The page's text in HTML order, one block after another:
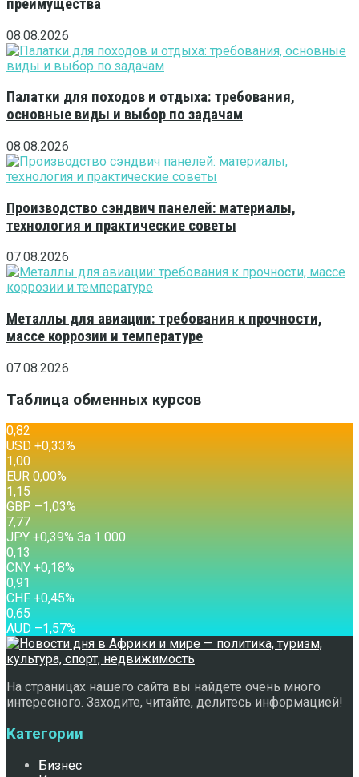
преимущества
08.08.2026
Палатки для походов и отдыха: требования,
основные виды и выбор по задачам
08.08.2026
Производство сэндвич панелей: материалы,
технология и практические советы
07.08.2026
Металлы для авиации: требования к прочности,
массе коррозии и температуре
07.08.2026
Таблица обменных курсов
0,82
USD +0,33%
1,00
EUR 0,00%
1,15
GBP –1,03%
7,77
JPY +0,39% За 1 000
0,13
CNY +0,18%
0,91
CHF +0,45%
0,65
AUD –1,57%
На страницах нашего сайта вы найдете очень много
интересного. Заходите, читайте, делитесь информацией!
Категории
Бизнес